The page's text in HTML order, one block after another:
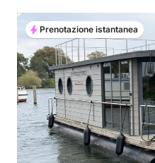
Prenotazione istantanea